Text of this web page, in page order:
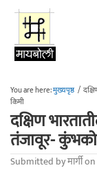
Skip to main content
You are here:मुख्यपृष्ठ /
किमी
दक्षिण
तंजावूर-
Submitted byमार्गीon